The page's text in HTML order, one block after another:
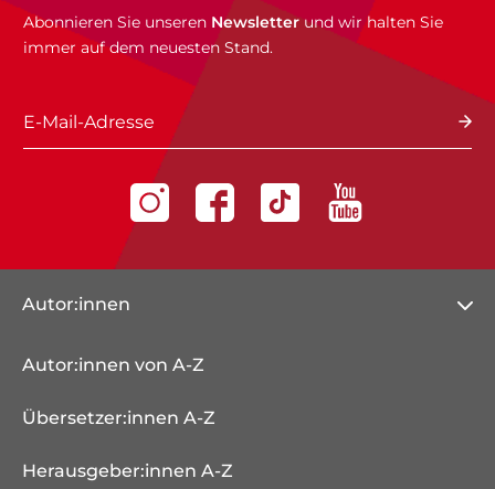
Abonnieren Sie unseren Newsletterund wir halten Sie
immer auf dem neuesten Stand.
E-Mail-Adresse
Autor:innen
Autor:innen von A-Z
Übersetzer:innen A-Z
Herausgeber:innen A-Z